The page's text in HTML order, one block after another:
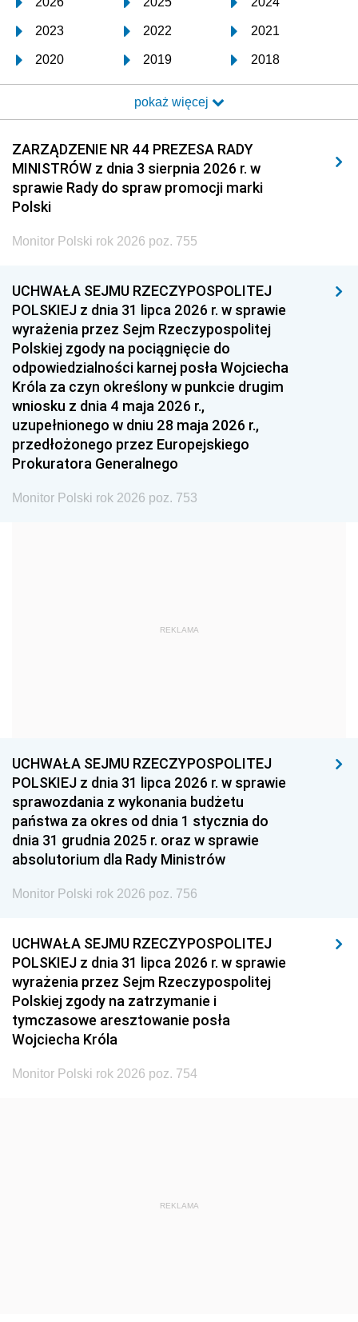
2023 2022 2021
2020 2019 2018
2017 2016 2015
2014 2013 2012
2011 2010 2009
2008 2007 2006
2005
1996 1995 1994
1993 1992 1991
1990 1989
1987 1986 1985
1984 1983
1981 1980 1979
1978 1977
1975 1974
1959
1939 1938 1937
1936 1930
pokaż więcej
ZARZĄDZENIE NR 44 PREZESA RADY
MINISTRÓW z dnia 3 sierpnia 2026 r. w
sprawie Rady do spraw promocji marki
Polski
Monitor Polski rok 2026 poz. 755
UCHWAŁA SEJMU RZECZYPOSPOLITEJ
POLSKIEJ z dnia 31 lipca 2026 r. w sprawie
wyrażenia przez Sejm Rzeczypospolitej
Polskiej zgody na pociągnięcie do
odpowiedzialności karnej posła Wojciecha
Króla za czyn określony w punkcie drugim
wniosku z dnia 4 maja 2026 r.,
uzupełnionego w dniu 28 maja 2026 r.,
przedłożonego przez Europejskiego
Prokuratora Generalnego
Monitor Polski rok 2026 poz. 753
REKLAMA
UCHWAŁA SEJMU RZECZYPOSPOLITEJ
POLSKIEJ z dnia 31 lipca 2026 r. w sprawie
sprawozdania z wykonania budżetu
państwa za okres od dnia 1 stycznia do
dnia 31 grudnia 2025 r. oraz w sprawie
absolutorium dla Rady Ministrów
Monitor Polski rok 2026 poz. 756
UCHWAŁA SEJMU RZECZYPOSPOLITEJ
POLSKIEJ z dnia 31 lipca 2026 r. w sprawie
wyrażenia przez Sejm Rzeczypospolitej
Polskiej zgody na zatrzymanie i
tymczasowe aresztowanie posła
Wojciecha Króla
Monitor Polski rok 2026 poz. 754
REKLAMA